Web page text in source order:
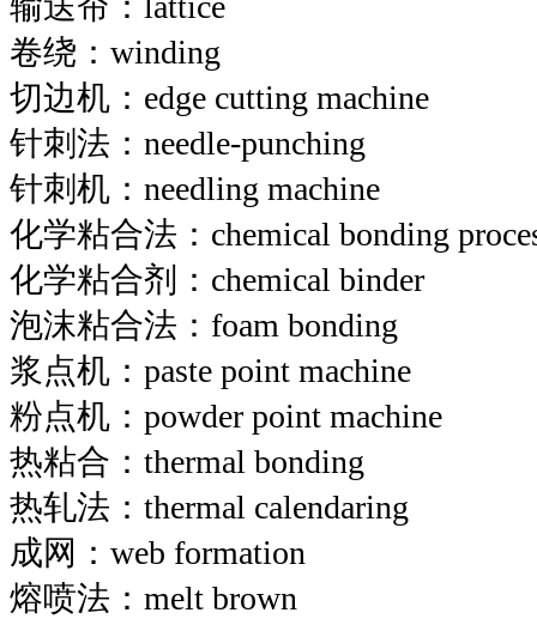
卷绕：winding
切边机：edge cutting machine
针刺法：needle-punching
针刺机：needling machine
化学粘合法：chemical bonding
化学粘合剂：chemical binder
泡沫粘合法：foam bonding
浆点机：paste point machine
粉点机：powder point machine
热粘合：thermal bonding
热轧法：thermal calendaring
成网：web formation
熔喷法：melt brown